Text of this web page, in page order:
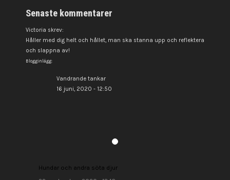
Senaste kommentarer
Victoria skrev:
Håller med dig helt och hållet, man ska stanna upp och reflektera
och slappna av!
Blogginlägg:
Vandrande tankar
16 juni, 2020 - 12:50
Hundar och andra söta djur